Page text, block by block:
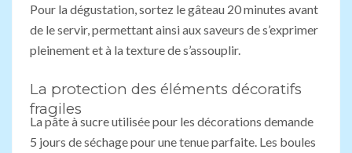
Pour la dégustation, sortez le gâteau 20 minutes avant
de le servir, permettant ainsi aux saveurs de s’exprimer
pleinement et à la texture de s’assouplir.
La protection des éléments décoratifs
fragiles
La pâte à sucre utilisée pour les décorations demande
5 jours de séchage pour une tenue parfaite. Les boules